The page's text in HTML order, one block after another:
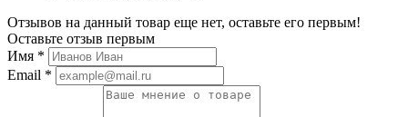
Отзывов на данный товар еще нет, оставьте его первым!
Оставьте отзыв первым
Имя *
Email *